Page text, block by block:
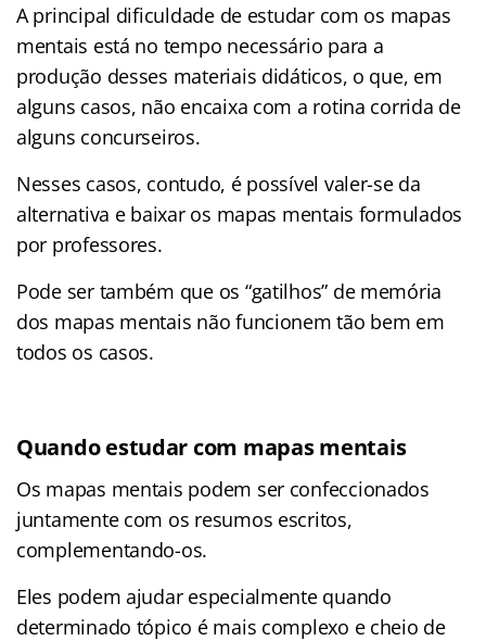
A principal dificuldade de estudar com os mapas
mentais está no tempo necessário para a
produção desses materiais didáticos, o que, em
alguns casos, não encaixa com a rotina corrida de
alguns concurseiros.
Nesses casos, contudo, é possível valer-se da
alternativa e baixar os mapas mentais formulados
por professores.
Pode ser também que os “gatilhos” de memória
dos mapas mentais não funcionem tão bem em
todos os casos.
Quando estudar com mapas mentais
Os mapas mentais podem ser confeccionados
juntamente com os resumos escritos,
complementando-os.
Eles podem ajudar especialmente quando
determinado tópico é mais complexo e cheio de